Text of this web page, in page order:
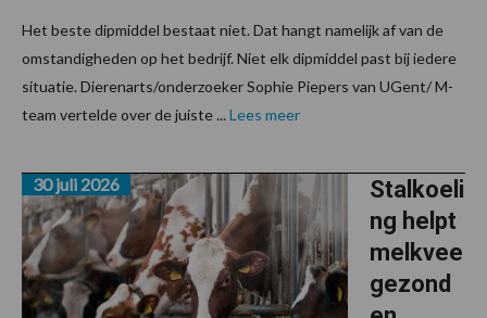
Het beste dipmiddel bestaat niet. Dat hangt namelijk af van de
omstandigheden op het bedrijf. Niet elk dipmiddel past bij iedere
situatie. Dierenarts/onderzoeker Sophie Piepers van UGent/ M-
team vertelde over de juiste ... Lees meer
Stalkoeli
ng helpt
melkvee
gezond
30 juli 2026